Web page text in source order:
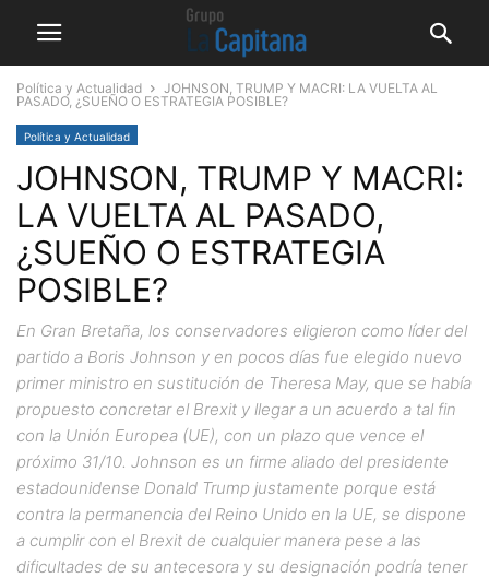
Política y Actualidad
JOHNSON, TRUMP Y MACRI: LA VUELTA AL
PASADO, ¿SUEÑO O ESTRATEGIA POSIBLE?
Política y Actualidad
JOHNSON, TRUMP Y MACRI:
LA VUELTA AL PASADO,
¿SUEÑO O ESTRATEGIA
POSIBLE?
En Gran Bretaña, los conservadores eligieron como líder del
partido a Boris Johnson y en pocos días fue elegido nuevo
primer ministro en sustitución de Theresa May, que se había
propuesto concretar el Brexit y llegar a un acuerdo a tal fin
con la Unión Europea (UE), con un plazo que vence el
próximo 31/10. Johnson es un firme aliado del presidente
estadounidense Donald Trump justamente porque está
contra la permanencia del Reino Unido en la UE, se dispone
a cumplir con el Brexit de cualquier manera pese a las
dificultades de su antecesora y su designación podría tener